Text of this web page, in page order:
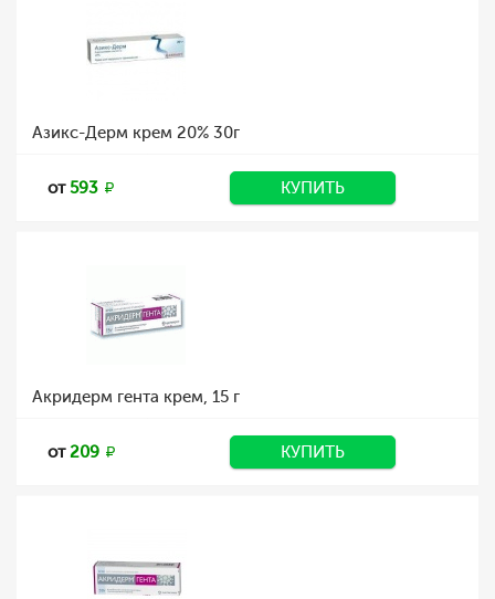
Азикс-Дерм крем 20% 30г
от593 КУПИТЬ
Акридерм гента крем, 15 г
от209 КУПИТЬ